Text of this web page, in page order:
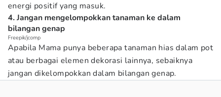
energi positif yang masuk.
4. Jangan mengelompokkan tanaman ke dalam
bilangan genap
Freepik/jcomp
Apabila Mama punya beberapa tanaman hias dalam pot
atau berbagai elemen dekorasi lainnya, sebaiknya
jangan dikelompokkan dalam bilangan genap.